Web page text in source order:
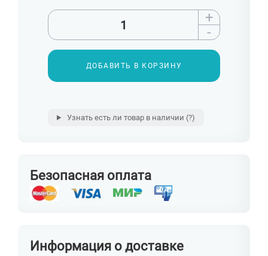
+
-
ДОБАВИТЬ В КОРЗИНУ
Узнать есть ли товар в наличии (?)
Безопасная оплата
Информация о доставке